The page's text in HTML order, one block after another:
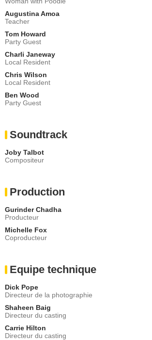
Augustina Amoa
Teacher
Tom Howard
Party Guest
Charli Janeway
Local Resident
Chris Wilson
Local Resident
Ben Wood
Party Guest
Soundtrack
Joby Talbot
Compositeur
Production
Gurinder Chadha
Producteur
Michelle Fox
Coproducteur
Equipe technique
Dick Pope
Directeur de la photographie
Shaheen Baig
Directeur du casting
Carrie Hilton
Directeur du casting